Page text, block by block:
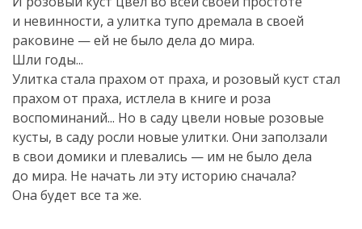
и невинности, а улитка тупо дремала в своей
раковине — ей не было дела до мира.
Шли годы...
Улитка стала прахом от праха, и розовый куст стал
прахом от праха, истлела в книге и роза
воспоминаний... Но в саду цвели новые розовые
кусты, в саду росли новые улитки. Они заползали
в свои домики и плевались — им не было дела
до мира. Не начать ли эту историю сначала?
Она будет все та же.